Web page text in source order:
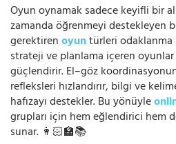
Oyun oynamak sadece keyifli bir
zamanda öğrenmeyi destekleyen
gerektirenoyuntürleri
strateji ve planlama içeren
güçlendirir. El–göz
refleksleri hızlandırır, bilgi ve
hafızayı destekler. Bu yönüyle
grupları için hem eğlendirici hem
sunar. 👩🏻‍🏫📚